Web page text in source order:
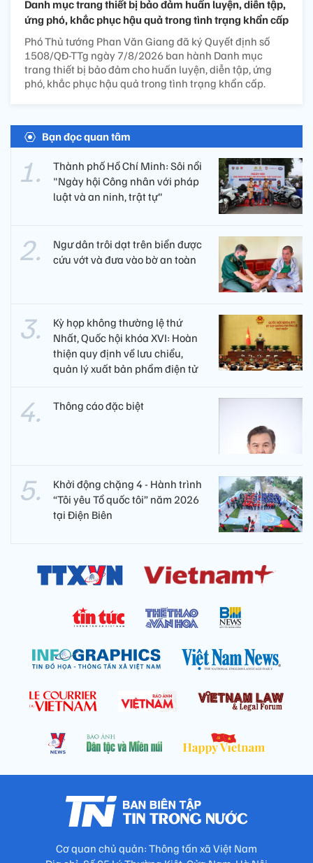
Danh mục trang thiết bị bảo đảm huấn luyện, diễn tập,
ứng phó, khắc phục hậu quả trong tình trạng khẩn cấp
Phó Thủ tướng Phan Văn Giang đã ký Quyết định số
1508/QĐ-TTg ngày 7/8/2026 ban hành Danh mục
trang thiết bị bảo đảm cho huấn luyện, diễn tập, ứng
phó, khắc phục hậu quả trong tình trạng khẩn cấp.
Bạn đọc quan tâm
Thành phố Hồ Chí Minh: Sôi nổi
"Ngày hội Công nhân với pháp
luật và an ninh, trật tự"
Ngư dân trôi dạt trên biển được
cứu vớt và đưa vào bờ an toàn
Kỳ họp không thường lệ thứ
Nhất, Quốc hội khóa XVI: Hoàn
thiện quy định về lưu chiểu,
quản lý xuất bản phẩm điện tử
Thông cáo đặc biệt
Khởi động chặng 4 - Hành trình
“Tôi yêu Tổ quốc tôi” năm 2026
tại Điện Biên
Cơ quan chủ quản: Thông tấn xã Việt Nam